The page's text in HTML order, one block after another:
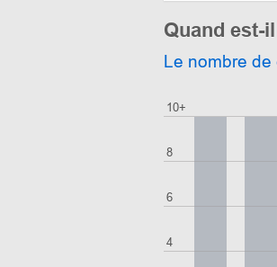
Quand est-
Le nombre
4
6
8
10+